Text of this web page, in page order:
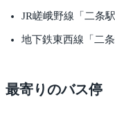
JR嵯峨野線「二条
地下鉄東西線「二
最寄りのバス停